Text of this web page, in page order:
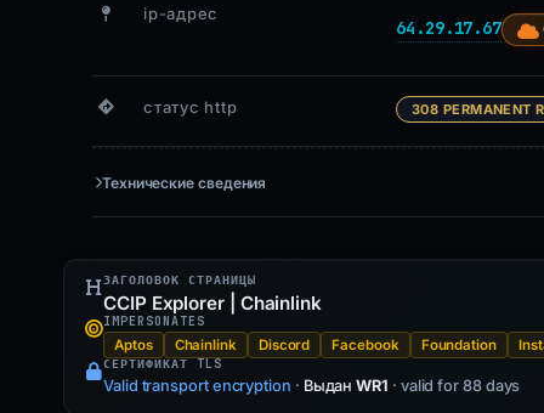
ip-адрес
64.29.17.67
статус http 308 PERMANENT
Технические сведения
ЗАГОЛОВОК СТРАНИЦЫ
CCIP Explorer | Chainlink
IMPERSONATES
Aptos Chainlink Discord Facebook Foundation
СЕРТИФИКАТ TLS
Valid transport encryption · ВыданWR1 · valid for 88 days